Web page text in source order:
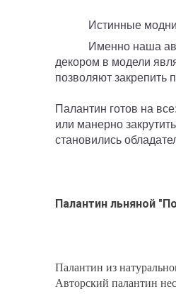
Истинные
Именно наша
декором в модели
позволяют закрепить
Палантин готов на
или манерно
становились
Палантин льняной
Палантин из
Авторский палантин